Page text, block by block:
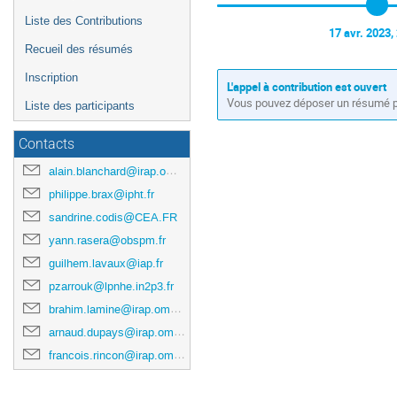
Liste des Contributions
Recueil des résumés
Inscription
Liste des participants
Contacts
alain.blanchard@irap.omp.eu
philippe.brax@ipht.fr
sandrine.codis@CEA.FR
yann.rasera@obspm.fr
guilhem.lavaux@iap.fr
pzarrouk@lpnhe.in2p3.fr
brahim.lamine@irap.omp.eu
arnaud.dupays@irap.omp.eu
francois.rincon@irap.omp.eu
17 avr. 2023,
L'appel à contribution est ouvert
Vous pouvez déposer un résumé